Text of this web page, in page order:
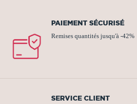
PAIEMENT SÉCURISÉ
Remises quantités jusqu'à -42%
SERVICE CLIENT